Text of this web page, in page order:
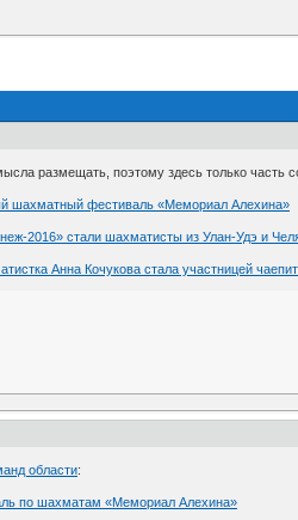
размещать, поэтому здесь только часть
шахматный фестиваль «Мемориал Алехина»
2016» стали шахматисты из Улан-Удэ и
Анна Кочукова стала участницей
области:
по шахматам «Мемориал Алехина»